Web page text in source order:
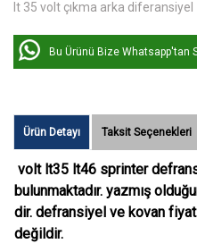
lt 35 volt çıkma arka diferansiyel
Bu Ürünü Bize Whatsapp'tan
Ürün Detayı Taksit Seçenekleri
volt lt35 lt46 sprinter
bulunmaktadır. yazmış
dir. defransiyel ve kovan
değildir.